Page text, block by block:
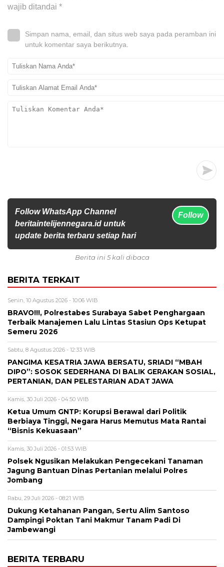
wajib ditandai *
Simpan nama, email, dan situs web saya pada peramban ini
untuk komentar saya berikutnya.
Follow WhatsApp Channel
beritaintelijennegara.id untuk
update berita terbaru setiap hari
Follow
Berita ini 5 kali dibaca
BERITA TERKAIT
Senin, 10 Agustus 2026 - 10:06 WIB
BRAVO!!!, Polrestabes Surabaya Sabet Penghargaan
Terbaik Manajemen Lalu Lintas Stasiun Ops Ketupat
Semeru 2026
Sabtu, 8 Agustus 2026 - 12:33 WIB
PANGIMA KESATRIA JAWA BERSATU, SRIADI “MBAH
DIPO”: SOSOK SEDERHANA DI BALIK GERAKAN SOSIAL,
PERTANIAN, DAN PELESTARIAN ADAT JAWA
Kamis, 30 Juli 2026 - 04:50 WIB
Ketua Umum GNTP: Korupsi Berawal dari Politik
Berbiaya Tinggi, Negara Harus Memutus Mata Rantai
“Bisnis Kekuasaan”
Kamis, 30 Juli 2026 - 01:53 WIB
Polsek Ngusikan Melakukan Pengecekani Tanaman
Jagung Bantuan Dinas Pertanian melalui Polres
Jombang
Rabu, 29 Juli 2026 - 08:21 WIB
Dukung Ketahanan Pangan, Sertu Alim Santoso
Dampingi Poktan Tani Makmur Tanam Padi Di
Jambewangi
BERITA TERBARU